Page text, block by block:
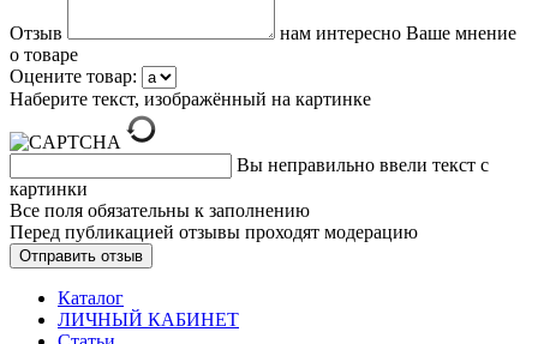
Отзыв
нам интересно Ваше мнение
о товаре
Оцените товар:
Наберите текст, изображённый на картинке
Вы неправильно ввели текст с
картинки
Все поля обязательны к заполнению
Перед публикацией отзывы проходят модерацию
Каталог
ЛИЧНЫЙ КАБИНЕТ